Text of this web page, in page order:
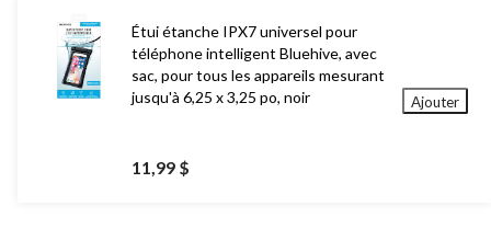
Étui étanche IPX7 universel pour
téléphone intelligent Bluehive, avec
sac, pour tous les appareils mesurant
jusqu'à 6,25 x 3,25 po, noir
11,99 $
Ajouter